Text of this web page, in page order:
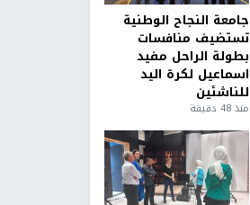
جامعة النجاح الوطنية
تستضيف منافسات
بطولة الراحل مفيد
اسماعيل لكرة اليد
للناشئين
منذ 48 دقيقة